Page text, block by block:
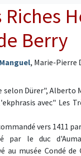
Riches
Berry
, Marie-Pierre
selon Dürer", Alberto
avec" Les
vers 1411
par le duc
au musée Condé de